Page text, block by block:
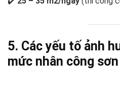
5. Các yếu tố ảnh
mức nhân công